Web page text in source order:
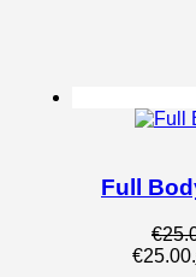
Full
€
€25.00.